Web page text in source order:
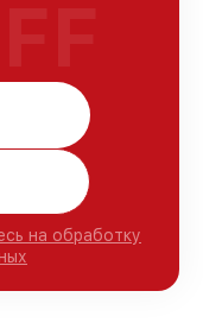
на обработку